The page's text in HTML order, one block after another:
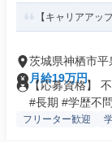
【キャリアアッ
茨城県神栖市平
月給19万円
【応募資格】
#長期 #学歴不問
フリーター歓迎